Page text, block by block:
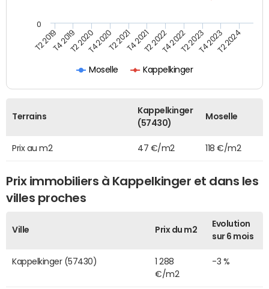
Moselle Kappelkinger
T2 2019T4 2019T2 2020T4 2020T2 2021T4 2021T2 2022T4 2022T2 2023T4 2023T2 2024
0
Terrains
Kappelkinger
(57430)
Moselle
Prix au m2 47 €/m2 118 €/m2
Prix immobiliers à Kappelkinger et dans les
villes proches
Ville Prix du m2
Evolution
sur 6 mois
Kappelkinger (57430)
1 288
€/m2
-3 %